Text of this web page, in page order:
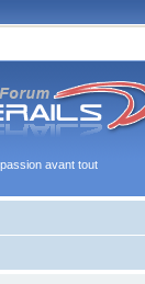
avant tout